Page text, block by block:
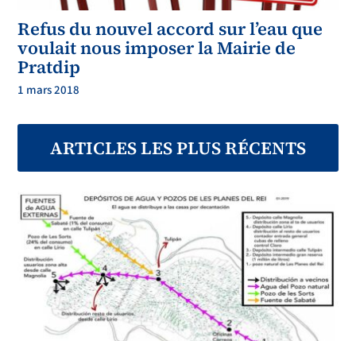
Refus du nouvel accord sur l’eau que
voulait nous imposer la Mairie de
Pratdip
1 mars 2018
ARTICLES LES PLUS RÉCENTS